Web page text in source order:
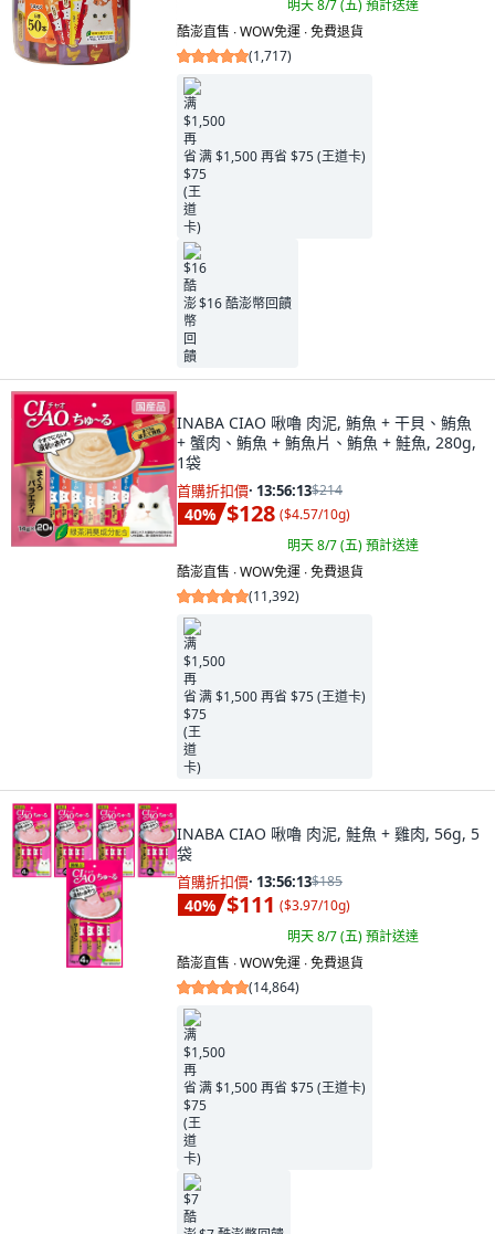
明天 8/7 (五)預計送達
酷澎直售 ∙ WOW免運 ∙ 免費退貨
(1,717)
满 $1,500 再省 $75 (王道卡)
$16 酷澎幣回饋
INABA CIAO 啾嚕 肉泥, 鮪魚 + 干貝、鮪魚
+ 蟹肉、鮪魚 + 鮪魚片、鮪魚 + 鮭魚, 280g,
1袋
首購折扣價· 13:56:11$214
40% $128 ($4.57/10g)
明天 8/7 (五)預計送達
酷澎直售 ∙ WOW免運 ∙ 免費退貨
(11,392)
满 $1,500 再省 $75 (王道卡)
INABA CIAO 啾嚕 肉泥, 鮭魚 + 雞肉, 56g, 5
袋
首購折扣價· 13:56:11$185
40% $111 ($3.97/10g)
明天 8/7 (五)預計送達
酷澎直售 ∙ WOW免運 ∙ 免費退貨
(14,864)
满 $1,500 再省 $75 (王道卡)